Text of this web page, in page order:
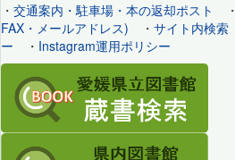
・ 交通案内・駐車場・本の返却ポスト ・
FAX・メールアドレス) ・ サイト内検索
ー ・ Instagram運用ポリシー